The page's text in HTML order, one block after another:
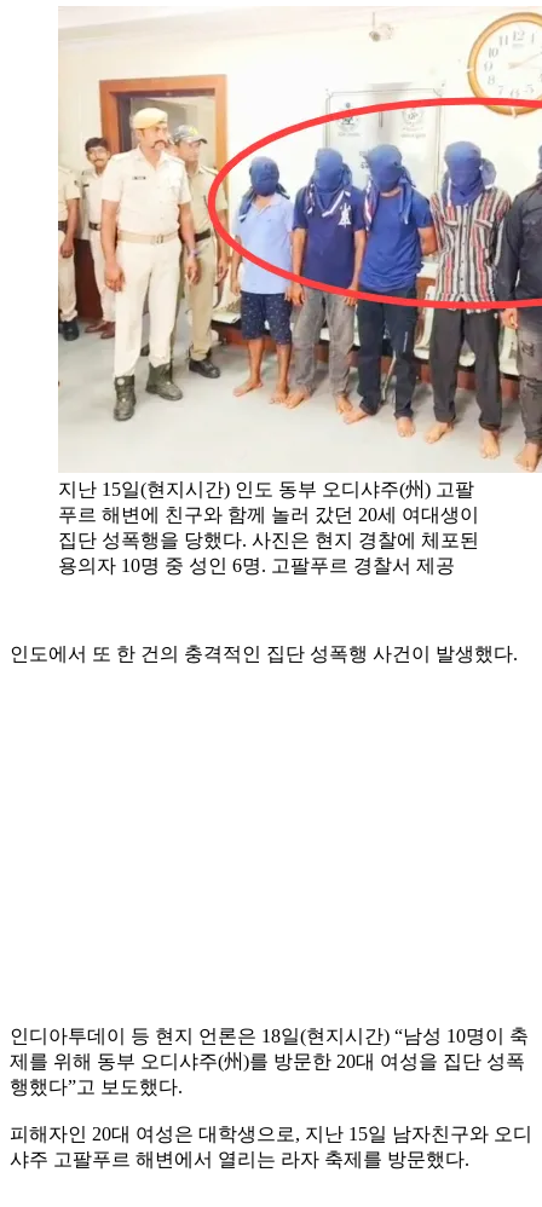
지난 15일(현지시간) 인도 동부 오디샤주(州) 고팔
푸르 해변에 친구와 함께 놀러 갔던 20세 여대생이
집단 성폭행을 당했다. 사진은 현지 경찰에 체포된
용의자 10명 중 성인 6명. 고팔푸르 경찰서 제공
인도에서 또 한 건의 충격적인 집단 성폭행 사건이 발생했다.
인디아투데이 등 현지 언론은 18일(현지시간) “남성 10명이 축
제를 위해 동부 오디샤주(州)를 방문한 20대 여성을 집단 성폭
행했다”고 보도했다.
피해자인 20대 여성은 대학생으로, 지난 15일 남자친구와 오디
샤주 고팔푸르 해변에서 열리는 라자 축제를 방문했다.